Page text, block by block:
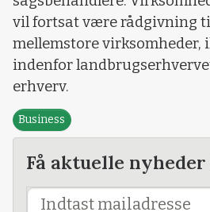
vil fortsat være rådgivning
mellemstore virksomheder,
indenfor
erhverv.
Business
Få aktuelle